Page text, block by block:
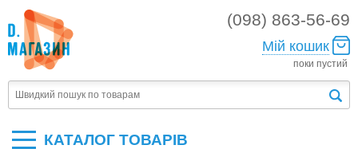
(098) 863-56-69
Мій кошик
поки пустий
КАТАЛОГ ТОВАРIВ